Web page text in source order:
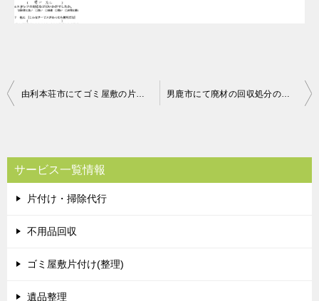
投
ビ
ゲ
ー
シ
サービス一覧情報
片付け・掃除代行
不用品回収
ゴミ屋敷片付け(整理)
遺品整理